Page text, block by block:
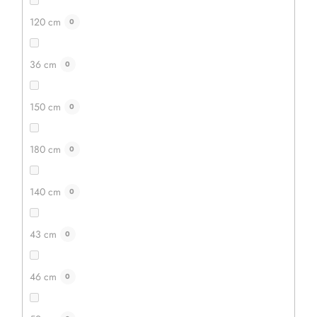
120 cm 0
36 cm 0
150 cm 0
180 cm 0
140 cm 0
43 cm 0
46 cm 0
7 Kč